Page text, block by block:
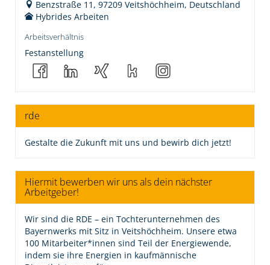
Benzstraße 11, 97209 Veitshöchheim, Deutschland
Hybrides Arbeiten
Arbeitsverhältnis
Festanstellung
rde
Gestalte die Zukunft mit uns und bewirb dich jetzt!
Hiermit bewerben wir uns als dein nächster
Arbeitgeber!
Wir sind die RDE – ein Tochterunternehmen des
Bayernwerks mit Sitz in Veitshöchheim. Unsere etwa
100 Mitarbeiter*innen sind Teil der Energiewende,
indem sie ihre Energien in kaufmännische